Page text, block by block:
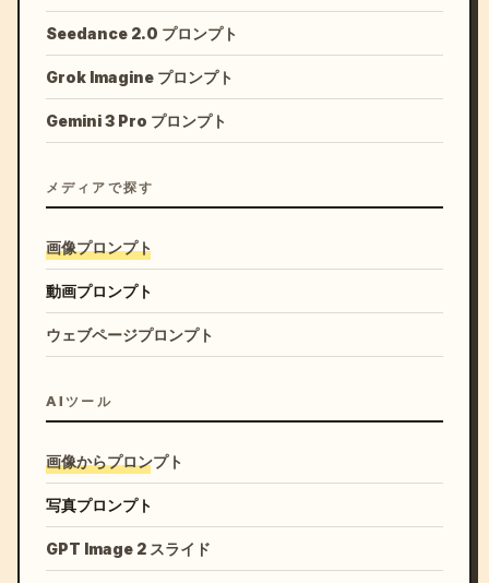
Seedance 2.0 プロンプト
Grok Imagine プロンプト
Gemini 3 Pro プロンプト
メディアで探す
画像プロンプト
動画プロンプト
ウェブページプロンプト
AIツール
画像からプロンプト
写真プロンプト
GPT Image 2 スライド